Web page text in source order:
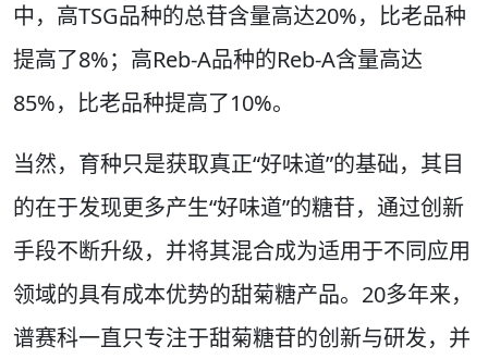
中，高TSG品种的总苷含量高达20%，比老品种
提高了8%；高Reb-A品种的Reb-A含量高达
85%，比老品种提高了10%。
当然，育种只是获取真正“好味道”的基础，其目
的在于发现更多产生“好味道”的糖苷，通过创新
手段不断升级，并将其混合成为适用于不同应用
领域的具有成本优势的甜菊糖产品。20多年来，
谱赛科一直只专注于甜菊糖苷的创新与研发，并